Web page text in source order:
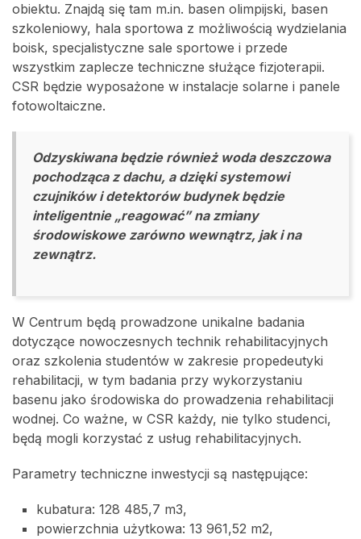
obiektu. Znajdą się tam m.in. basen olimpijski, basen
szkoleniowy, hala sportowa z możliwością wydzielania
boisk, specjalistyczne sale sportowe i przede
wszystkim zaplecze techniczne służące fizjoterapii.
CSR będzie wyposażone w instalacje solarne i panele
fotowoltaiczne.
Odzyskiwana będzie również woda deszczowa
pochodząca z dachu, a dzięki systemowi
czujników i detektorów budynek będzie
inteligentnie „reagować” na zmiany
środowiskowe zarówno wewnątrz, jak i na
zewnątrz.
W Centrum będą prowadzone unikalne badania
dotyczące nowoczesnych technik rehabilitacyjnych
oraz szkolenia studentów w zakresie propedeutyki
rehabilitacji, w tym badania przy wykorzystaniu
basenu jako środowiska do prowadzenia rehabilitacji
wodnej. Co ważne, w CSR każdy, nie tylko studenci,
będą mogli korzystać z usług rehabilitacyjnych.
Parametry techniczne inwestycji są następujące:
kubatura: 128 485,7 m3,
powierzchnia użytkowa: 13 961,52 m2,